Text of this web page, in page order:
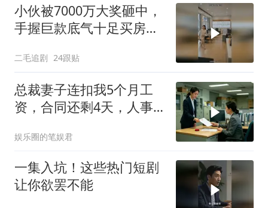
小伙被7000万大奖砸中，
手握巨款底气十足买房不
二毛追剧 24跟贴
总裁妻子连扣我5个月工
资，合同还剩4天，人事
娱乐圈的笔娱君
一集入坑！这些热门短剧
让你欲罢不能